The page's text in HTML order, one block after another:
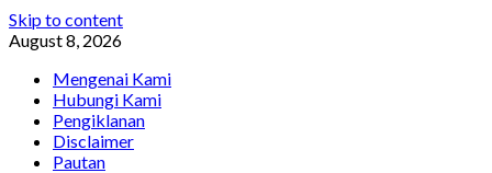
Skip to content
August 8, 2026
Mengenai Kami
Hubungi Kami
Pengiklanan
Disclaimer
Pautan